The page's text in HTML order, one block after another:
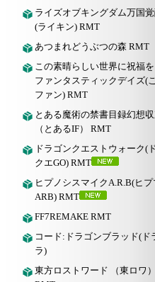
ライズオブキングダム万国
(ライキン) RMT
あつまれどうぶつの森 RMT
この素晴らしい世界に祝福を
ファンタスティックデイズ(
ファン) RMT
とある魔術の禁書目録幻想
（とあるIF） RMT
ドラゴンクエストウォーク(
クエGO) RMT
ヒプノシスマイクA.R.B(ヒプ
ARB) RMT
FF7REMAKE RMT
コード:ドラゴンブラッド(ド
ラ)
東方ロストワード （東ロワ）